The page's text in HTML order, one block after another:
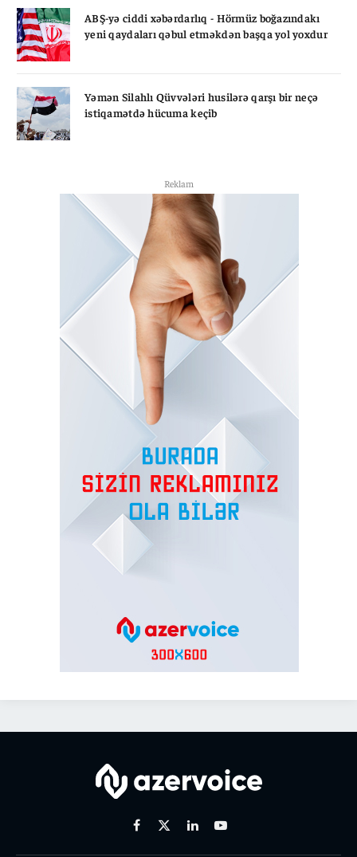
ABŞ-yə ciddi xəbərdarlıq - Hörmüz boğazındakı
yeni qaydaları qəbul etməkdən başqa yol yoxdur
Yəmən Silahlı Qüvvələri husilərə qarşı bir neçə
istiqamətdə hücuma keçib
Reklam
Facebook
X
LinkedinYoutube